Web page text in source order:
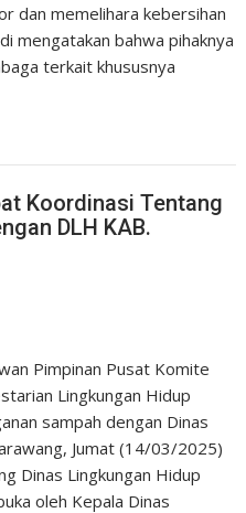
dan memelihara kebersihan
mengatakan bahwa pihaknya
terkait khususnya
Koordinasi Tentang
DLH KAB.
Pimpinan Pusat Komite
Lingkungan Hidup
sampah dengan Dinas
Jumat (14/03/2025)
Dinas Lingkungan Hidup
oleh Kepala Dinas